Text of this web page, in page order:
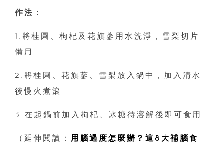
作法：
1.將桂圓、枸杞及花旗蔘用水洗淨，雪梨切片
備用
2.將桂圓、花旗蔘、雪梨放入鍋中，加入清水
後慢火煮滾
3.在起鍋前加入枸杞、冰糖待溶解後即可食用
（延伸閱讀：
用腦過度怎麼辦？這8大補腦食